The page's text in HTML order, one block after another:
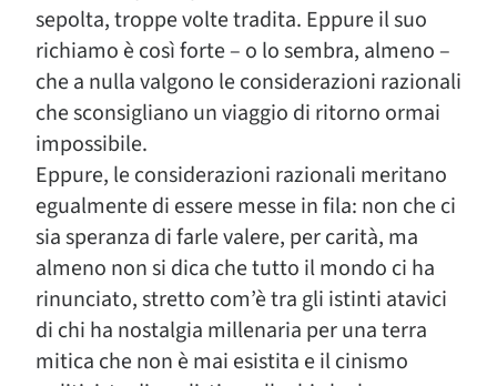
sepolta, troppe volte tradita. Eppure il suo
richiamo è così forte – o lo sembra, almeno –
che a nulla valgono le considerazioni razionali
che sconsigliano un viaggio di ritorno ormai
impossibile.
Eppure, le considerazioni razionali meritano
egualmente di essere messe in fila: non che ci
sia speranza di farle valere, per carità, ma
almeno non si dica che tutto il mondo ci ha
rinunciato, stretto com’è tra gli istinti atavici
di chi ha nostalgia millenaria per una terra
mitica che non è mai esistita e il cinismo